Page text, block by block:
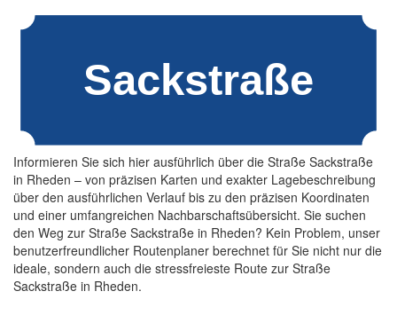
Informieren Sie sich hier ausführlich über die Straße Sackstraße
in Rheden – von präzisen Karten und exakter Lagebeschreibung
über den ausführlichen Verlauf bis zu den präzisen Koordinaten
und einer umfangreichen Nachbarschaftsübersicht. Sie suchen
den Weg zur Straße Sackstraße in Rheden? Kein Problem, unser
benutzerfreundlicher Routenplaner berechnet für Sie nicht nur die
ideale, sondern auch die stressfreieste Route zur Straße
Sackstraße in Rheden.